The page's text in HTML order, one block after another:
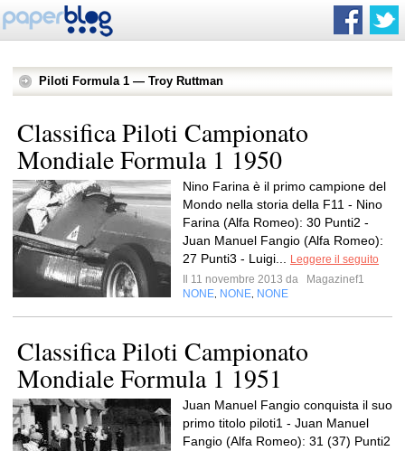
Piloti Formula 1 — Troy Ruttman
Classifica Piloti Campionato
Mondiale Formula 1 1950
Nino Farina è il primo campione del
Mondo nella storia della F11 - Nino
Farina (Alfa Romeo): 30 Punti2 -
Juan Manuel Fangio (Alfa Romeo):
27 Punti3 - Luigi...
Leggere il seguito
Il 11 novembre 2013 da
Magazinef1
NONE NONE NONE
Classifica Piloti Campionato
Mondiale Formula 1 1951
Juan Manuel Fangio conquista il suo
primo titolo piloti1 - Juan Manuel
Fangio (Alfa Romeo): 31 (37) Punti2